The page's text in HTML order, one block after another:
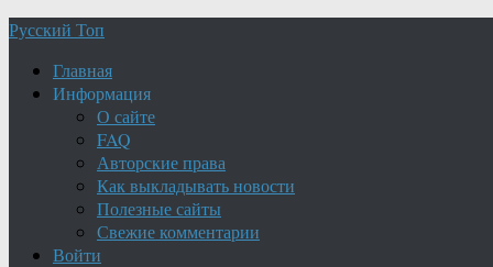
Русский Топ
Главная
Информация
О сайте
FAQ
Авторские права
Как выкладывать новости
Полезные сайты
Свежие комментарии
Войти